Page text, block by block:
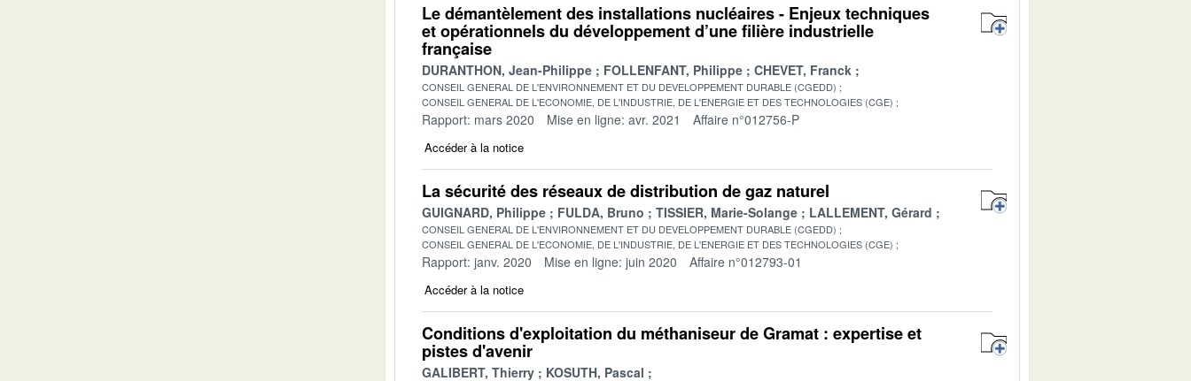
Le démantèlement des installations nucléaires - Enjeux techniques
et opérationnels du développement d’une filière industrielle
française
DURANTHON, Jean-Philippe FOLLENFANT, Philippe CHEVET, Franck
CONSEIL GENERAL DE L'ENVIRONNEMENT ET DU DEVELOPPEMENT DURABLE (CGEDD)
CONSEIL GENERAL DE L'ECONOMIE, DE L'INDUSTRIE, DE L'ENERGIE ET DES TECHNOLOGIES (CGE)
Rapport: mars 2020 Mise en ligne: avr. 2021 Affaire n°012756-P
Accéder à la notice
La sécurité des réseaux de distribution de gaz naturel
GUIGNARD, Philippe FULDA, Bruno TISSIER, Marie-Solange LALLEMENT, Gérard
CONSEIL GENERAL DE L'ENVIRONNEMENT ET DU DEVELOPPEMENT DURABLE (CGEDD)
CONSEIL GENERAL DE L'ECONOMIE, DE L'INDUSTRIE, DE L'ENERGIE ET DES TECHNOLOGIES (CGE)
Rapport: janv. 2020 Mise en ligne: juin 2020 Affaire n°012793-01
Accéder à la notice
Conditions d'exploitation du méthaniseur de Gramat : expertise et
pistes d'avenir
GALIBERT, Thierry KOSUTH, Pascal